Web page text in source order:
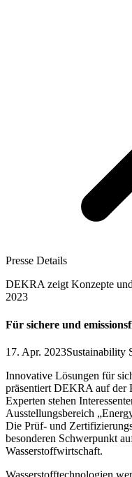
Presse Details
DEKRA zeigt Konzepte
2023
Für sichere und
17. Apr. 2023Sustainability
Innovative Lösungen für
präsentiert DEKRA auf der
Experten stehen
Ausstellungsbereich
Die Prüf- und
besonderen Schwerpunkt
Wasserstoffwirtschaft.
Wasserstofftechnologien